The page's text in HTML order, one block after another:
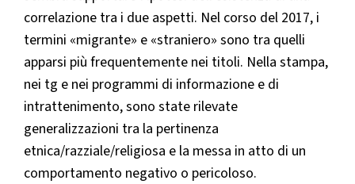
correlazione tra i due aspetti. Nel corso del 2017, i
termini «migrante» e «straniero» sono tra quelli
apparsi più frequentemente nei titoli. Nella stampa,
nei tg e nei programmi di informazione e di
intrattenimento, sono state rilevate
generalizzazioni tra la pertinenza
etnica/razziale/religiosa e la messa in atto di un
comportamento negativo o pericoloso.